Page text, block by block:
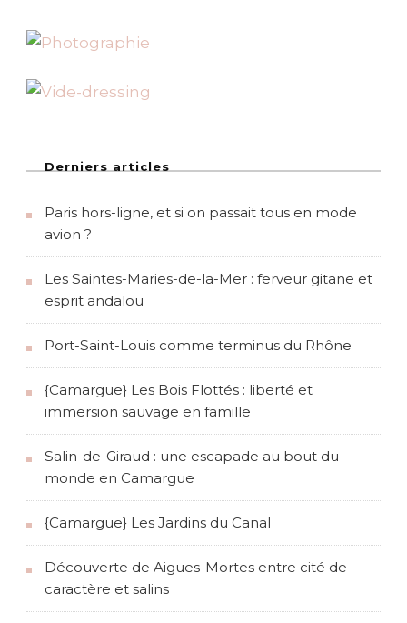
s
Derniers articles
Paris hors-ligne, et si on passait tous en mode
avion ?
Les Saintes-Maries-de-la-Mer : ferveur gitane et
esprit andalou
Port-Saint-Louis comme terminus du Rhône
{Camargue} Les Bois Flottés : liberté et
immersion sauvage en famille
Salin-de-Giraud : une escapade au bout du
monde en Camargue
{Camargue} Les Jardins du Canal
Découverte de Aigues-Mortes entre cité de
caractère et salins